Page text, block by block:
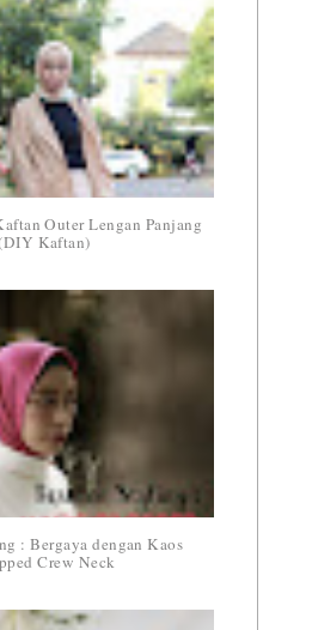
Outer Lengan Panjang
Kaftan)
: Bergaya dengan Kaos
Crew Neck